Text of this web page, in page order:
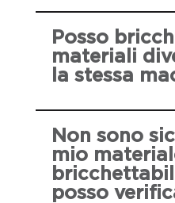
Posso
materiali
la stessa
Non sono
mio
posso